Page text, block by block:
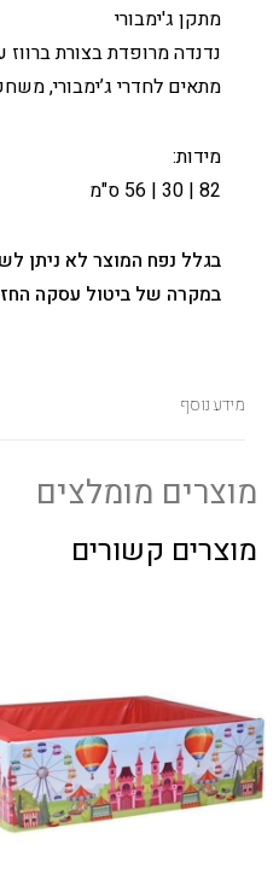
מתקן ג'ימבורי
נדנדה מרופדת בצורת
מתאים לחדרי ג’ימבורי,
מידות:
82 | 30 | 56 ס"מ
בגלל נפח המוצר לא ניתן
במקרה של ביטול עסקה
מידע נוסף
מוצרים מומלצים
מוצרים קשורים